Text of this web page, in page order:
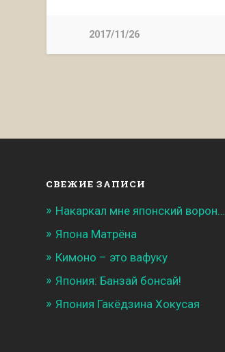
2017/11/26
СВЕЖИЕ ЗАПИСИ
Накаркал мне японский ворон…
Япона Матрёна
Кимоно – это вафуку
Япония: Банзай бонсай!
Япония Гакёдзина Хокусая